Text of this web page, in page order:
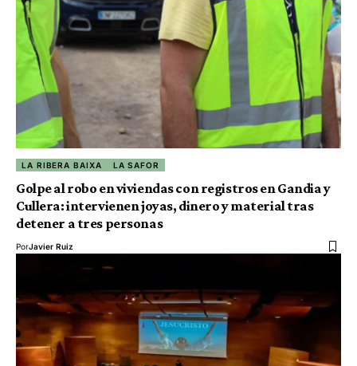
LA RIBERA BAIXA LA SAFOR
Golpe al robo en viviendas con registros en Gandia y
Cullera: intervienen joyas, dinero y material tras
detener a tres personas
PorJavier Ruiz